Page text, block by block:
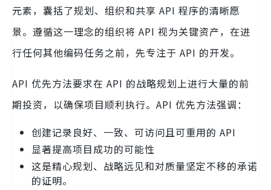
元素，囊括了规划、组织和共享 API 程序的清晰愿
景。遵循这一理念的组织将 API 视为关键资产，在进
行任何其他编码任务之前，先专注于 API 的开发。
API 优先方法要求在 API 的战略规划上进行大量的前
期投资，以确保项目顺利执行。API 优先方法强调：
创建记录良好、一致、可访问且可重用的 API
显著提高项目成功的可能性
这是精心规划、战略远见和对质量坚定不移的承诺
的证明。